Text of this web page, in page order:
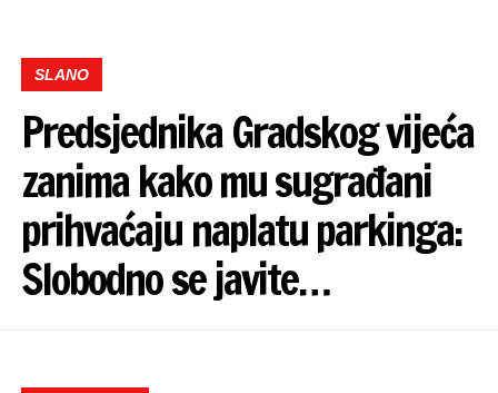
SLANO
Predsjednika Gradskog vijeća
zanima kako mu sugrađani
prihvaćaju naplatu parkinga:
Slobodno se javite…